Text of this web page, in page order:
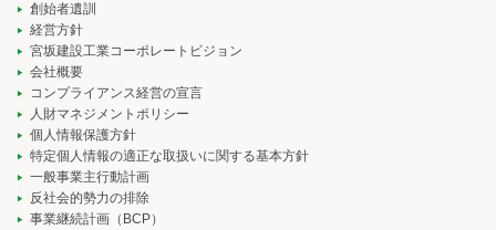
創始者遺訓
経営方針
宮坂建設工業コーポレートビジョン
会社概要
コンプライアンス経営の宣言
人財マネジメントポリシー
個人情報保護方針
特定個人情報の適正な取扱いに関する基本方針
一般事業主行動計画
反社会的勢力の排除
事業継続計画（BCP）